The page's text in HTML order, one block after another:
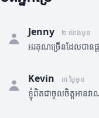
Jenny ២ ម៉ោងមុន
អរគុណច្រើនដែលបាន
Kevin ៣ ថ្ងៃមុន
ខ្ញុំពិតជាចូលចិត្តអានវ